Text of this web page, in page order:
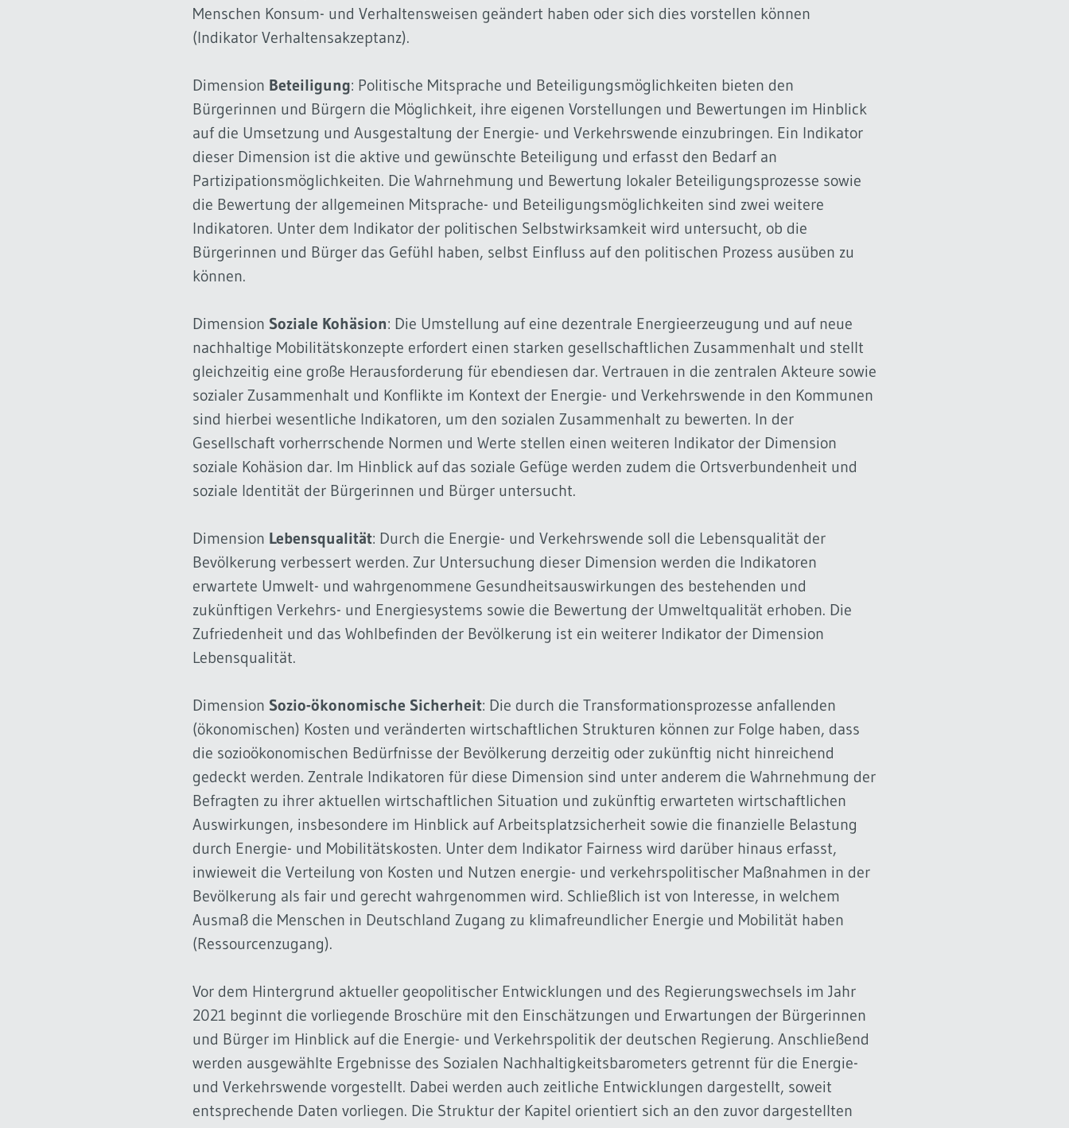
Menschen Konsum- und Verhaltensweisen geändert haben oder sich dies vorstellen können
(Indikator Verhaltensakzeptanz).
Dimension Beteiligung: Politische Mitsprache und Beteiligungsmöglichkeiten bieten den
Bürgerinnen und Bürgern die Möglichkeit, ihre eigenen Vorstellungen und Bewertungen im Hinblick
auf die Umsetzung und Ausgestaltung der Energie- und Verkehrswende einzubringen. Ein Indikator
dieser Dimension ist die aktive und gewünschte Beteiligung und erfasst den Bedarf an
Partizipationsmöglichkeiten. Die Wahrnehmung und Bewertung lokaler Beteiligungsprozesse sowie
die Bewertung der allgemeinen Mitsprache- und Beteiligungsmöglichkeiten sind zwei weitere
Indikatoren. Unter dem Indikator der politischen Selbstwirksamkeit wird untersucht, ob die
Bürgerinnen und Bürger das Gefühl haben, selbst Einfluss auf den politischen Prozess ausüben zu
können.
Dimension Soziale Kohäsion: Die Umstellung auf eine dezentrale Energieerzeugung und auf neue
nachhaltige Mobilitätskonzepte erfordert einen starken gesellschaftlichen Zusammenhalt und stellt
gleichzeitig eine große Herausforderung für ebendiesen dar. Vertrauen in die zentralen Akteure sowie
sozialer Zusammenhalt und Konflikte im Kontext der Energie- und Verkehrswende in den Kommunen
sind hierbei wesentliche Indikatoren, um den sozialen Zusammenhalt zu bewerten. In der
Gesellschaft vorherrschende Normen und Werte stellen einen weiteren Indikator der Dimension
soziale Kohäsion dar. Im Hinblick auf das soziale Gefüge werden zudem die Ortsverbundenheit und
soziale Identität der Bürgerinnen und Bürger untersucht.
Dimension Lebensqualität: Durch die Energie- und Verkehrswende soll die Lebensqualität der
Bevölkerung verbessert werden. Zur Untersuchung dieser Dimension werden die Indikatoren
erwartete Umwelt- und wahrgenommene Gesundheitsauswirkungen des bestehenden und
zukünftigen Verkehrs- und Energiesystems sowie die Bewertung der Umweltqualität erhoben. Die
Zufriedenheit und das Wohlbefinden der Bevölkerung ist ein weiterer Indikator der Dimension
Lebensqualität.
Dimension Sozio-ökonomische Sicherheit: Die durch die Transformationsprozesse anfallenden
(ökonomischen) Kosten und veränderten wirtschaftlichen Strukturen können zur Folge haben, dass
die sozioökonomischen Bedürfnisse der Bevölkerung derzeitig oder zukünftig nicht hinreichend
gedeckt werden. Zentrale Indikatoren für diese Dimension sind unter anderem die Wahrnehmung der
Befragten zu ihrer aktuellen wirtschaftlichen Situation und zukünftig erwarteten wirtschaftlichen
Auswirkungen, insbesondere im Hinblick auf Arbeitsplatzsicherheit sowie die finanzielle Belastung
durch Energie- und Mobilitätskosten. Unter dem Indikator Fairness wird darüber hinaus erfasst,
inwieweit die Verteilung von Kosten und Nutzen energie- und verkehrspolitischer Maßnahmen in der
Bevölkerung als fair und gerecht wahrgenommen wird. Schließlich ist von Interesse, in welchem
Ausmaß die Menschen in Deutschland Zugang zu klimafreundlicher Energie und Mobilität haben
(Ressourcenzugang).
Vor dem Hintergrund aktueller geopolitischer Entwicklungen und des Regierungswechsels im Jahr
2021 beginnt die vorliegende Broschüre mit den Einschätzungen und Erwartungen der Bürgerinnen
und Bürger im Hinblick auf die Energie- und Verkehrspolitik der deutschen Regierung. Anschließend
werden ausgewählte Ergebnisse des Sozialen Nachhaltigkeitsbarometers getrennt für die Energie-
und Verkehrswende vorgestellt. Dabei werden auch zeitliche Entwicklungen dargestellt, soweit
entsprechende Daten vorliegen. Die Struktur der Kapitel orientiert sich an den zuvor dargestellten